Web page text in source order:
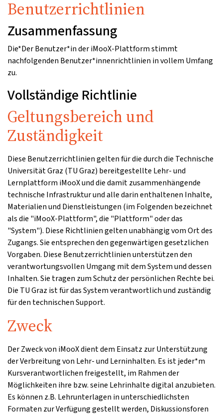
Benutzerrichtlinien
Zusammenfassung
Die*Der Benutzer*in der iMooX-Plattform stimmt
nachfolgenden Benutzer*innenrichtlinien in vollem Umfang
zu.
Vollständige Richtlinie
Geltungsbereich und
Zuständigkeit
Diese Benutzerrichtlinien gelten für die durch die Technische
Universität Graz (TU Graz) bereitgestellte Lehr- und
Lernplattform iMooX und die damit zusammenhängende
technische Infrastruktur und alle darin enthaltenen Inhalte,
Materialien und Dienstleistungen (im Folgenden bezeichnet
als die "iMooX-Plattform", die "Plattform" oder das
"System"). Diese Richtlinien gelten unabhängig vom Ort des
Zugangs. Sie entsprechen den gegenwärtigen gesetzlichen
Vorgaben. Diese Benutzerrichtlinien unterstützen den
verantwortungsvollen Umgang mit dem System und dessen
Inhalten. Sie tragen zum Schutz der persönlichen Rechte bei.
Die TU Graz ist für das System verantwortlich und zuständig
für den technischen Support.
Zweck
Der Zweck von iMooX dient dem Einsatz zur Unterstützung
der Verbreitung von Lehr- und Lerninhalten. Es ist jeder*m
Kursverantwortlichen freigestellt, im Rahmen der
Möglichkeiten ihre bzw. seine Lehrinhalte digital anzubieten.
Es können z.B. Lehrunterlagen in unterschiedlichsten
Formaten zur Verfügung gestellt werden, Diskussionsforen